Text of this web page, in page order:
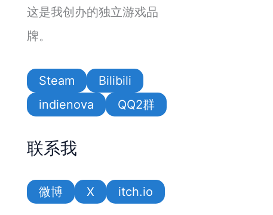
这是我创办的独立游戏品
牌。
Steam
Bilibili
indienova
QQ2群
联系我
微博 X itch.io